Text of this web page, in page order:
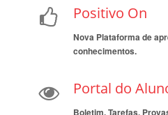
Positivo On
Nova Plataforma de
conhecimentos.
Portal do
Boletim, Tarefas,